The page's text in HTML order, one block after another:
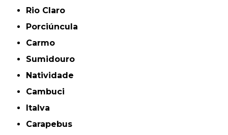
Rio Claro
Porciúncula
Carmo
Sumidouro
Natividade
Cambuci
Italva
Carapebus